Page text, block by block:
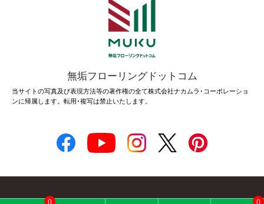
無垢フローリングドットコム
当サイトの写真及び表現方法等の著作権の全て株式会社ナカムラ･コーポレーショ
ンに帰属します。転用･複写は禁止いたします。
0 0